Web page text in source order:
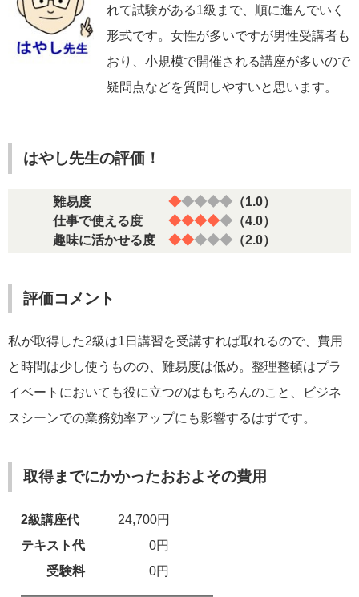
れて試験がある1級まで、順に進んでいく
形式です。女性が多いですが男性受講者も
おり、小規模で開催される講座が多いので
疑問点などを質問しやすいと思います。
はやし先生の評価！
難易度 ◆◆◆◆◆ （1.0）
仕事で使える度 ◆◆◆◆◆ （4.0）
趣味に活かせる度 ◆◆◆◆◆ （2.0）
評価コメント
私が取得した2級は1日講習を受講すれば取れるので、費用
と時間は少し使うものの、難易度は低め。整理整頓はプラ
イベートにおいても役に立つのはもちろんのこと、ビジネ
スシーンでの業務効率アップにも影響するはずです。
取得までにかかったおおよその費用
2級講座代 24,700円
テキスト代 0円
受験料 0円